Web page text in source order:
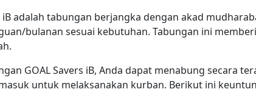
iB adalah tabungan berjangka dengan akad
bulanan sesuai kebutuhan. Tabungan ini
GOAL Savers iB, Anda dapat menabung secara
untuk melaksanakan kurban. Berikut ini